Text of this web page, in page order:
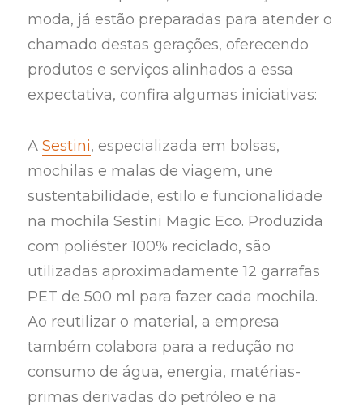
moda, já estão preparadas para atender o
chamado destas gerações, oferecendo
produtos e serviços alinhados a essa
expectativa, confira algumas iniciativas:
ASestini, especializada em bolsas,
mochilas e malas de viagem, une
sustentabilidade, estilo e funcionalidade
na mochila Sestini Magic Eco. Produzida
com poliéster 100% reciclado, são
utilizadas aproximadamente 12 garrafas
PET de 500 ml para fazer cada mochila.
Ao reutilizar o material, a empresa
também colabora para a redução no
consumo de água, energia, matérias-
primas derivadas do petróleo e na